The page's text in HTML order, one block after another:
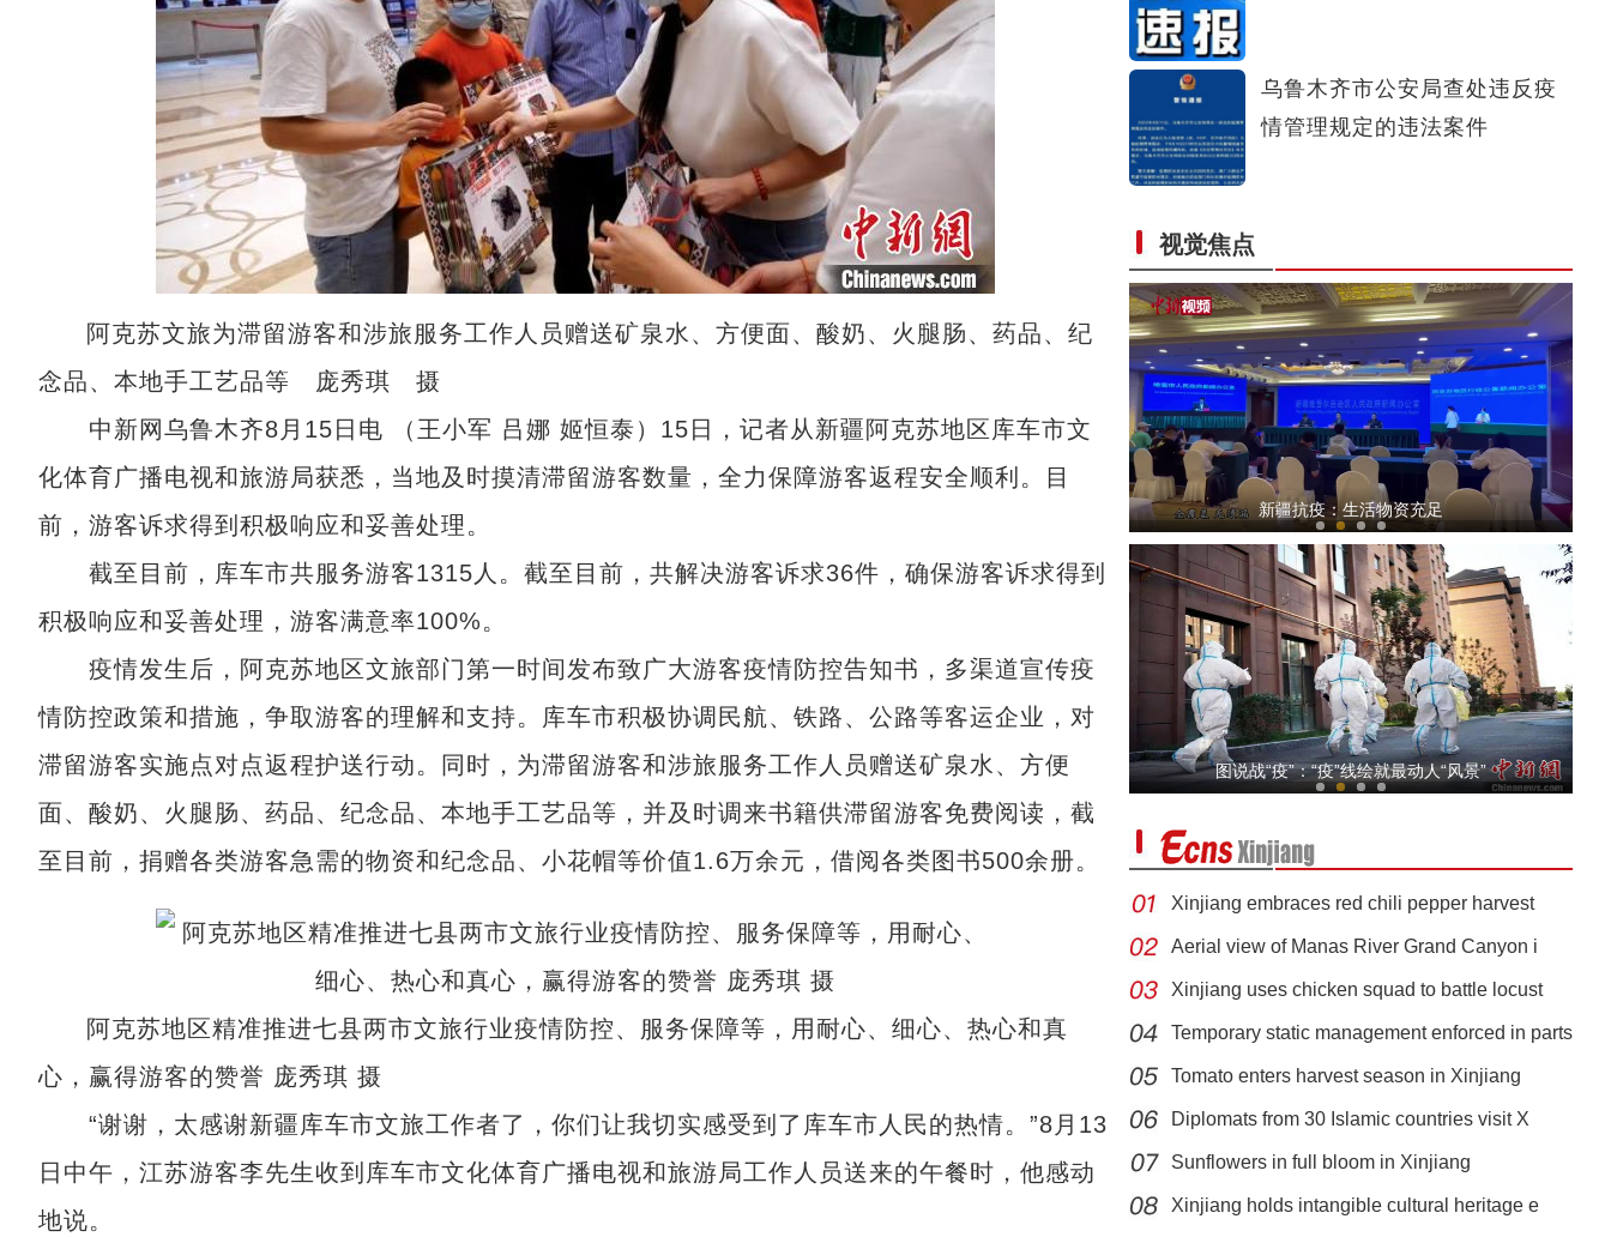
阿克苏文旅为滞留游客和涉旅服务工作人员赠送矿泉水、方便面、酸奶、火腿肠、药品、纪
念品、本地手工艺品等 庞秀琪 摄
中新网乌鲁木齐8月15日电 （王小军 吕娜 姬恒泰）15日，记者从新疆阿克苏地区库车市文
化体育广播电视和旅游局获悉，当地及时摸清滞留游客数量，全力保障游客返程安全顺利。目
前，游客诉求得到积极响应和妥善处理。
截至目前，库车市共服务游客1315人。截至目前，共解决游客诉求36件，确保游客诉求得到
积极响应和妥善处理，游客满意率100%。
疫情发生后，阿克苏地区文旅部门第一时间发布致广大游客疫情防控告知书，多渠道宣传疫
情防控政策和措施，争取游客的理解和支持。库车市积极协调民航、铁路、公路等客运企业，对
滞留游客实施点对点返程护送行动。同时，为滞留游客和涉旅服务工作人员赠送矿泉水、方便
面、酸奶、火腿肠、药品、纪念品、本地手工艺品等，并及时调来书籍供滞留游客免费阅读，截
至目前，捐赠各类游客急需的物资和纪念品、小花帽等价值1.6万余元，借阅各类图书500余册。
阿克苏地区精准推进七县两市文旅行业疫情防控、服务保障等，用耐心、细心、热心和真
心，赢得游客的赞誉 庞秀琪 摄
“谢谢，太感谢新疆库车市文旅工作者了，你们让我切实感受到了库车市人民的热情。”8月13
日中午，江苏游客李先生收到库车市文化体育广播电视和旅游局工作人员送来的午餐时，他感动
地说。
乌鲁木齐市公安局查处违反疫
情管理规定的违法案件
视觉焦点
新疆巩留县：四百万亩天然草场迎来收割季
新疆阿克苏地区：卡龙琴制作技艺
新疆抗疫：生活物资充足
新疆昭苏：风吹麦浪美如画
图说战“疫”：“疫”线绘就最动人“风景”
Xinjiang embraces red chili pepper harvest
Aerial view of Manas River Grand Canyon i
Xinjiang uses chicken squad to battle locust
Temporary static management enforced in parts
Tomato enters harvest season in Xinjiang
Diplomats from 30 Islamic countries visit X
Sunflowers in full bloom in Xinjiang
Xinjiang holds intangible cultural heritage e